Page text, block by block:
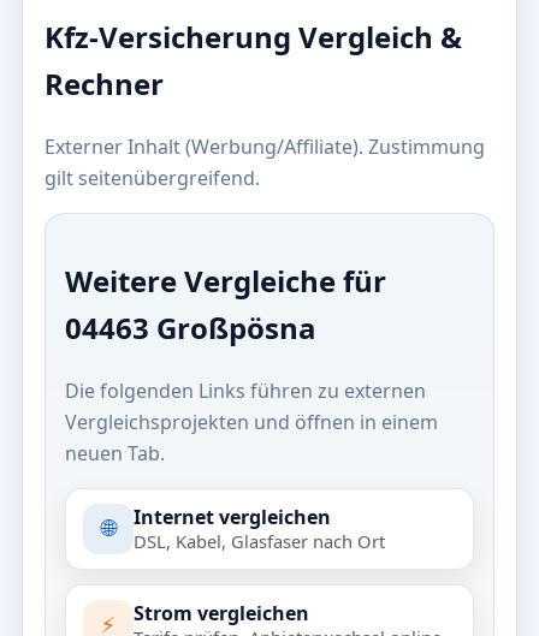
Kfz-Versicherung Vergleich &
Rechner
Externer Inhalt (Werbung/Affiliate). Zustimmung
gilt seitenübergreifend.
Weitere Vergleiche für
04463 Großpösna
Die folgenden Links führen zu externen
Vergleichsprojekten und öffnen in einem
neuen Tab.
🌐 Internet vergleichen
DSL, Kabel, Glasfaser nach Ort
⚡ Strom vergleichen